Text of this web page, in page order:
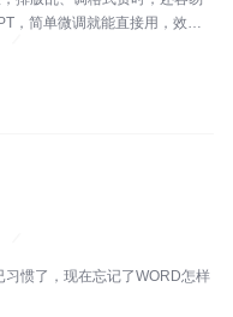
，简单微调就能直接用，效率
惯了，现在忘记了WORD怎样